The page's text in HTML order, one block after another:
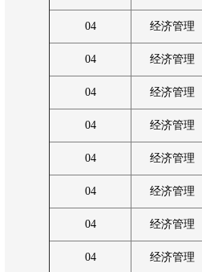
04 经济管理
04 经济管理
04 经济管理
04 经济管理
04 经济管理
04 经济管理
04 经济管理
04 经济管理